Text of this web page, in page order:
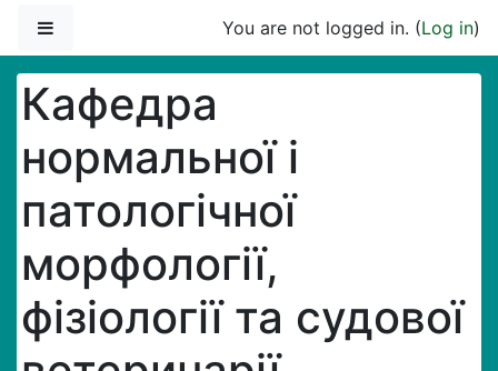
You are not logged in. (Log in)
Кафедра
нормальної і
патологічної
морфології,
фізіології та судової